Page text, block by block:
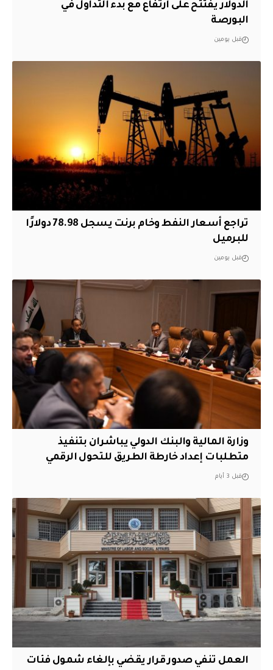
الدولار يفتتح على ارتفاع مع بدء التداول في
البورصة
قبل يومين
تراجع أسعار النفط وخام برنت يسجل 78.98 دولارًا
للبرميل
قبل يومين
وزارة المالية والبنك الدولي يباشران بتنفيذ
متطلبات إعداد خارطة الطريق للتحول الرقمي
قبل 3 أيام
العمل تنفي صدور قرار يقضي بإلغاء شمول فئات